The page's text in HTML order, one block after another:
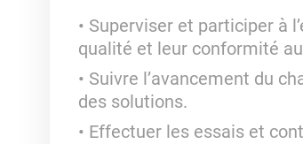
Superviser et participer à
qualité et leur conformité
Suivre l’avancement du
des solutions.
Effectuer les essais et